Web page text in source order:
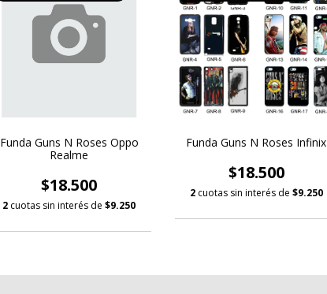
Funda Guns N Roses Oppo
Realme
$18.500
2 cuotas sin interés de$9.250
Funda Guns N Roses Infinix
$18.500
2 cuotas sin interés de $9.250